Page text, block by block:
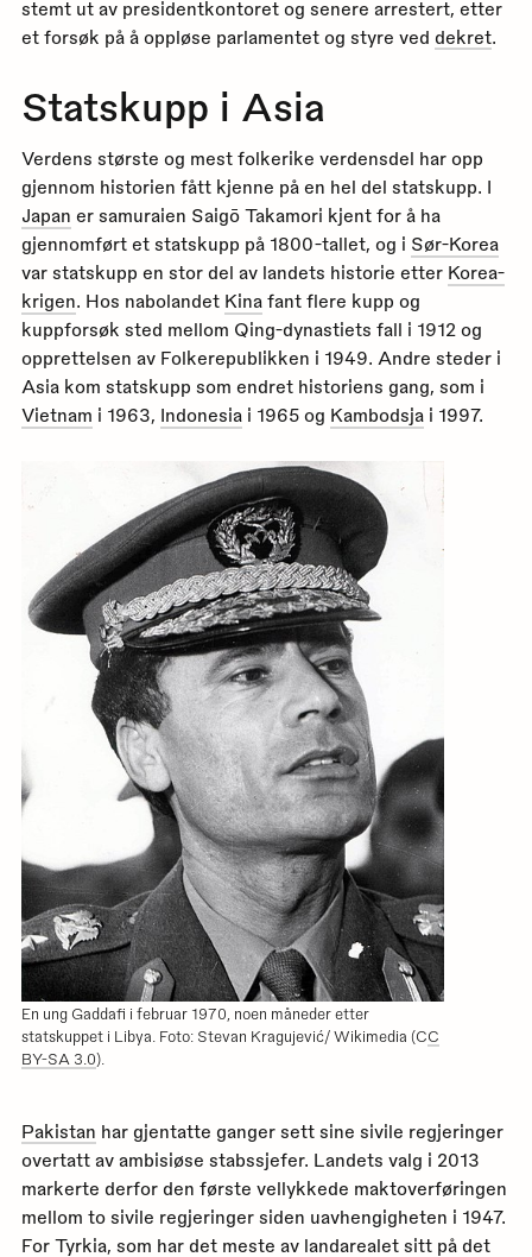
stemt ut av presidentkontoret og senere arrestert, etter
et forsøk på å oppløse parlamentet og styre ved dekret.
Statskupp i Asia
Verdens største og mest folkerike verdensdel har opp
gjennom historien fått kjenne på en hel del statskupp. I
Japan er samuraien Saig­ō Takamori kjent for å ha
gjennomført et statskupp på 1800-tallet, og i Sør-Korea
var statskupp en stor del av landets historie etter Korea-
krigen. Hos nabolandet Kinafant flere kupp og
kuppforsøk sted mellom Qing-dynastiets fall i 1912 og
opprettelsen av Folkerepublikken i 1949. Andre steder i
Asia kom statskupp som endret historiens gang, som i
Vietnam i 1963, Indonesiai 1965 og Kambodsjai 1997.
En ung Gaddafi i februar 1970, noen måneder etter
statskuppet i Libya. Foto: Stevan Kragujević/ Wikimedia (CC
BY-SA 3.0).
Pakistan har gjentatte ganger sett sine sivile regjeringer
overtatt av ambisiøse stabssjefer. Landets valg i 2013
markerte derfor den første vellykkede maktoverføringen
mellom to sivile regjeringer siden uavhengigheten i 1947.
For Tyrkia, som har det meste av landarealet sitt på det